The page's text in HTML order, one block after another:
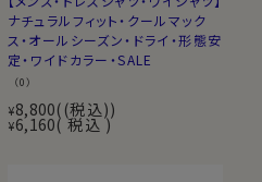
ナチュラルフィット・クールマック
ス・オールシーズン・ドライ・形態安
定・ワイドカラー・SALE
（0）
¥8,800 (税込)
¥6,160 税込